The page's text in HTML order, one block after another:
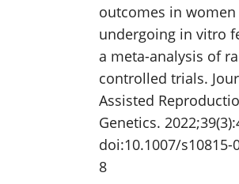
outcomes in women
undergoing in vitro
a meta-analysis of
controlled trials.
Assisted
Genetics.
doi:10.1007/s10815-
8